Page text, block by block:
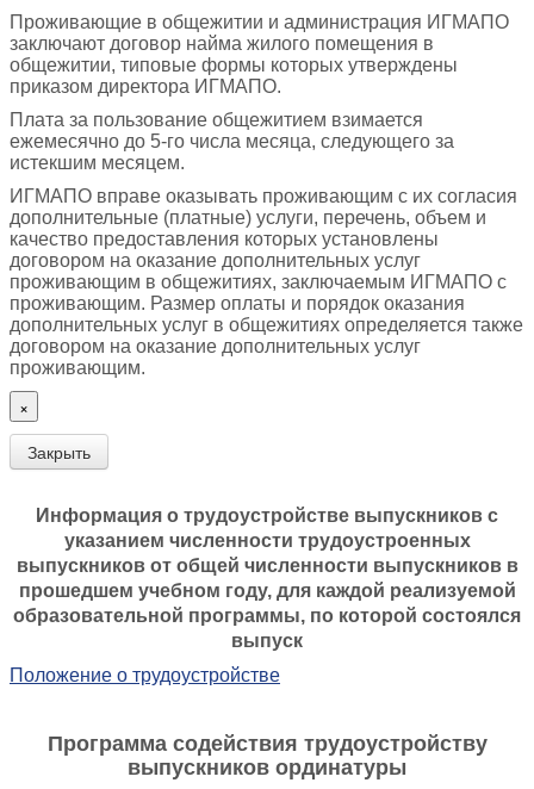
Проживающие в общежитии и администрация ИГМАПО
заключают договор найма жилого помещения в
общежитии, типовые формы которых утверждены
приказом директора ИГМАПО.
Плата за пользование общежитием взимается
ежемесячно до 5-го числа месяца, следующего за
истекшим месяцем.
ИГМАПО вправе оказывать проживающим с их согласия
дополнительные (платные) услуги, перечень, объем и
качество предоставления которых установлены
договором на оказание дополнительных услуг
проживающим в общежитиях, заключаемым ИГМАПО с
проживающим. Размер оплаты и порядок оказания
дополнительных услуг в общежитиях определяется также
договором на оказание дополнительных услуг
проживающим.
×
Закрыть
Информация о трудоустройстве выпускников с
указанием численности трудоустроенных
выпускников от общей численности выпускников в
прошедшем учебном году, для каждой реализуемой
образовательной программы, по которой состоялся
выпуск
Положение о трудоустройстве
Программа содействия трудоустройству
выпускников ординатуры